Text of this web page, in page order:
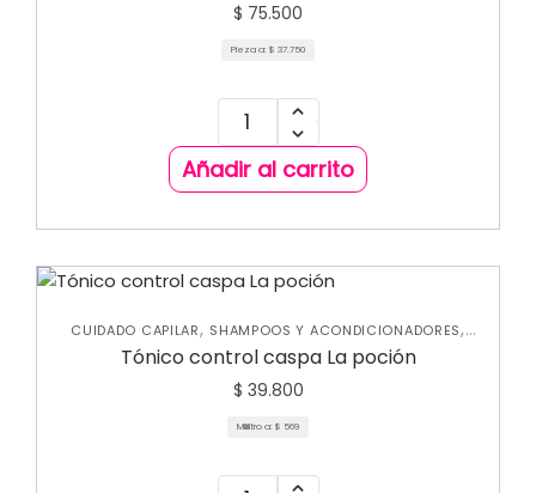
$ 75.500
Pieza a: $ 37.750
Añadir al carrito
CUIDADO CAPILAR, SHAMPOOS Y ACONDICIONADORES,
TRATAMIENTOS CAPILARES
Tónico control caspa La poción
$ 39.800
Mililitro a: $ 569